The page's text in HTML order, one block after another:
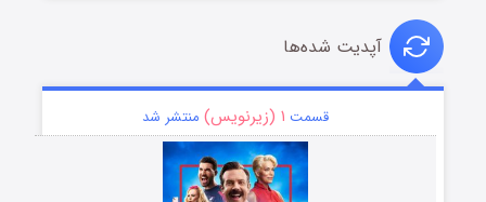
آپدیت شده‌ها
قسمت ۱ (زیرنویس) منتشر شد